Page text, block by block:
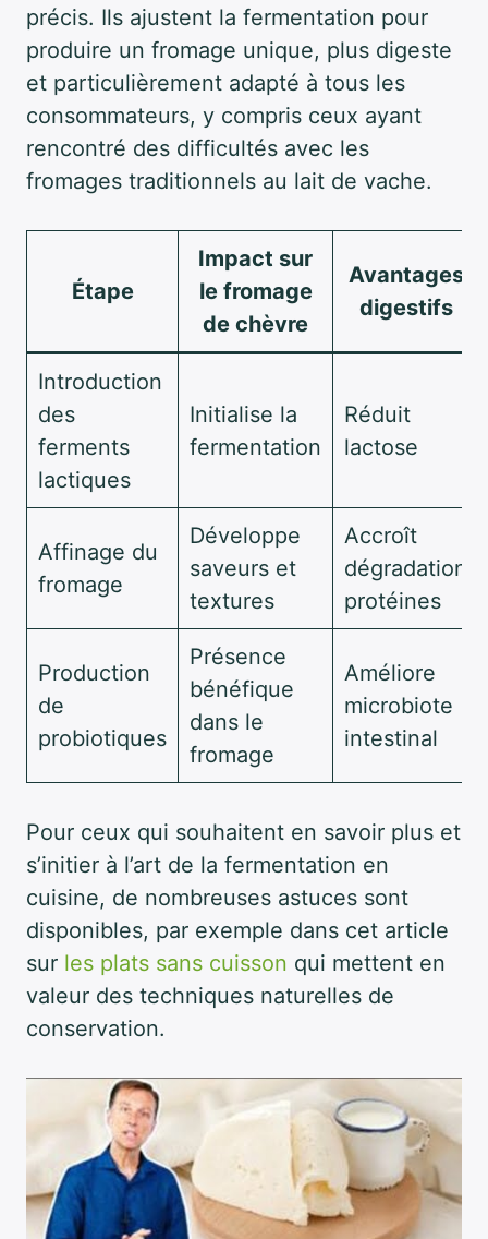
précis. Ils ajustent la fermentation pour
produire un fromage unique, plus digeste
et particulièrement adapté à tous les
consommateurs, y compris ceux ayant
rencontré des difficultés avec les
fromages traditionnels au lait de vache.
Étape
Impact sur
le fromage
de chèvre
Avantages
digestifs
Introduction
des
ferments
lactiques
Initialise la
fermentation
Réduit
lactose
Affinage du
fromage
Développe
saveurs et
textures
Accroît
dégradation
protéines
Production
de
probiotiques
Présence
bénéfique
dans le
fromage
Améliore
microbiote
intestinal
Pour ceux qui souhaitent en savoir plus et
s’initier à l’art de la fermentation en
cuisine, de nombreuses astuces sont
disponibles, par exemple dans cet article
sur les plats sans cuisson qui mettent en
valeur des techniques naturelles de
conservation.